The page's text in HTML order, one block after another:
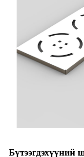
Бүтээгдэхүүний